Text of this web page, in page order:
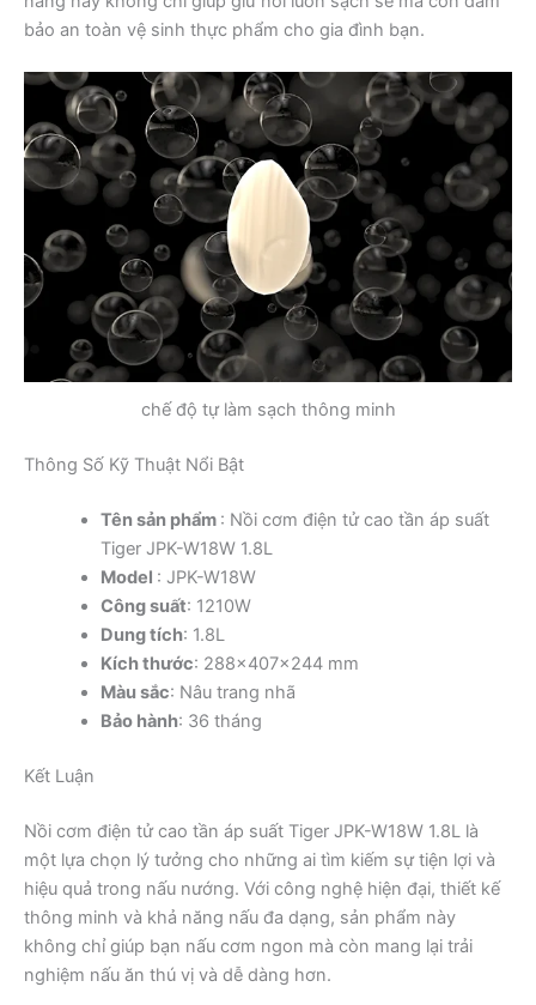
bảo an toàn vệ sinh thực phẩm cho gia đình bạn.
chế độ tự làm sạch thông minh
Thông Số Kỹ Thuật Nổi Bật
Tên sản phẩm : Nồi cơm điện tử cao tần áp suất
Tiger JPK-W18W 1.8L
Model : JPK-W18W
Công suất: 1210W
Dung tích: 1.8L
Kích thước: 288x407x244 mm
Màu sắc: Nâu trang nhã
Bảo hành: 36 tháng
Kết Luận
Nồi cơm điện tử cao tần áp suất Tiger JPK-W18W 1.8L là
một lựa chọn lý tưởng cho những ai tìm kiếm sự tiện lợi và
hiệu quả trong nấu nướng. Với công nghệ hiện đại, thiết kế
thông minh và khả năng nấu đa dạng, sản phẩm này
không chỉ giúp bạn nấu cơm ngon mà còn mang lại trải
nghiệm nấu ăn thú vị và dễ dàng hơn.